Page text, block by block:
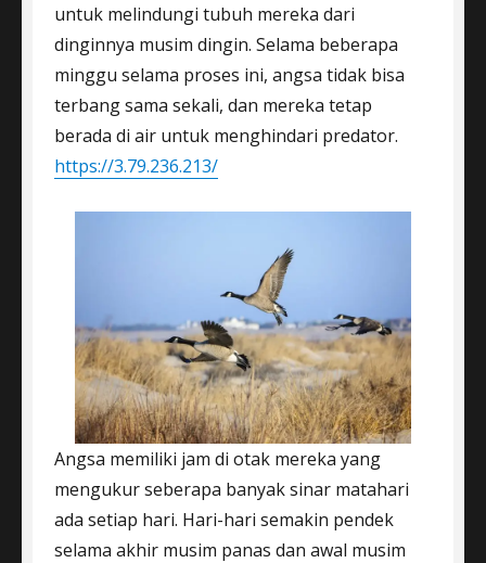
untuk melindungi tubuh mereka dari
dinginnya musim dingin. Selama beberapa
minggu selama proses ini, angsa tidak bisa
terbang sama sekali, dan mereka tetap
berada di air untuk menghindari predator.
https://3.79.236.213/
Angsa memiliki jam di otak mereka yang
mengukur seberapa banyak sinar matahari
ada setiap hari. Hari-hari semakin pendek
selama akhir musim panas dan awal musim